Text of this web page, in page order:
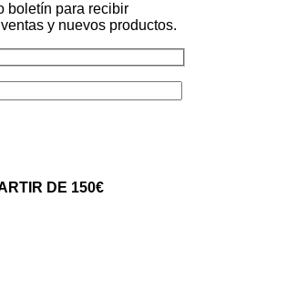
boletín para recibir
y nuevos productos.
DE 150€